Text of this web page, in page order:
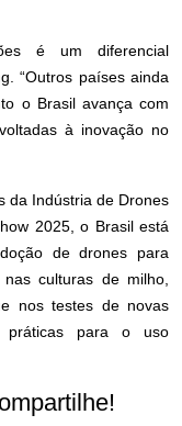
é um diferencial
“Outros países ainda
o Brasil avança com
à inovação no
da Indústria de Drones
2025, o Brasil está
de drones para
culturas de milho,
nos testes de novas
práticas para o uso